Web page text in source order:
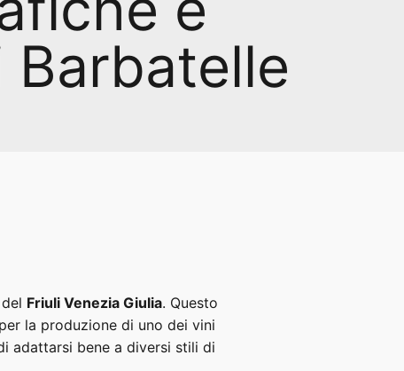
Friuli Venezia Giulia. Questo
la produzione di uno dei vini
adattarsi bene a diversi stili di